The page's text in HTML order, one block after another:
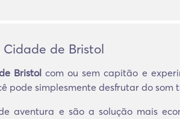
de Bristol
Bristol com ou sem capitão e
pode simplesmente desfrutar do
aventura e são a solução mais